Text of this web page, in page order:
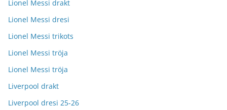
Lionel Messi drakt
Lionel Messi dresi
Lionel Messi trikots
Lionel Messi tröja
Lionel Messi tröja
Liverpool drakt
Liverpool dresi 25-26